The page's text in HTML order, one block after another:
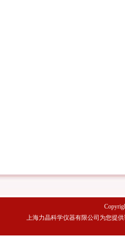
上海力晶科学仪器有限公司为您提供